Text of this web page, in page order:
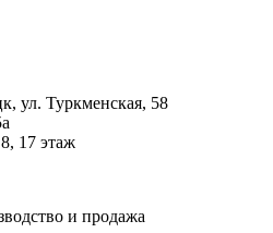
ул. Туркменская, 58
17 этаж
и продажа